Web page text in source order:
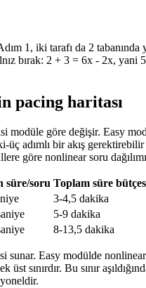
1, iki tarafı da 2
bırak: 2 + 3 = 6x - 2x,
pacing haritası
göre değişir. Easy
adımlı bir akış
göre nonlinear soru
süre/soru Toplam süre
3-4,5 dakika
5-9 dakika
8-13,5 dakika
sunar. Easy modülde
sınırdır. Bu sınır